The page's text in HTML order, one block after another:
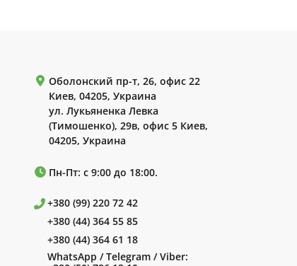
Оболонский пр-т, 26, офис 22
Киев, 04205, Украина
ул. Лукьяненка Левка
(Тимошенко), 29в, офис 5 Киев,
04205, Украина
Пн-Пт: с 9:00 до 18:00.
+380 (99) 220 72 42
+380 (44) 364 55 85
+380 (44) 364 61 18
WhatsApp / Telegram / Viber: